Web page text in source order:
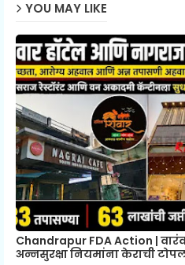
YOU MAY LIKE
Chandrapur FDA Action |
अन्नसुरक्षा नियमांना केराची